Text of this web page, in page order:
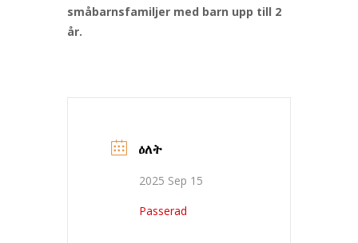
småbarnsfamiljer med barn upp till 2
år.
ዕለት
2025 Sep 15
Passerad